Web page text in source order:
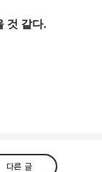
것 같다.
다른 글